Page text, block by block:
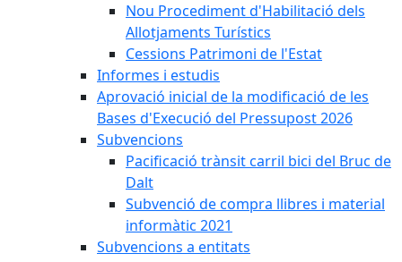
Nou Procediment d'Habilitació dels
Allotjaments Turístics
Cessions Patrimoni de l'Estat
Informes i estudis
Aprovació inicial de la modificació de les
Bases d'Execució del Pressupost 2026
Subvencions
Pacificació trànsit carril bici del Bruc de
Dalt
Subvenció de compra llibres i material
informàtic 2021
Subvencions a entitats